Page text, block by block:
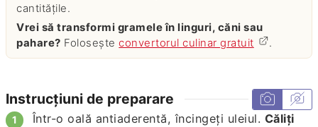
cantitățile.
Vrei să transformi gramele în linguri, căni sau
pahare? Foloseșteconvertorul culinar gratuit .
Instrucțiuni de preparare
Într-o oală antiaderentă, încingeți uleiul. Căliți